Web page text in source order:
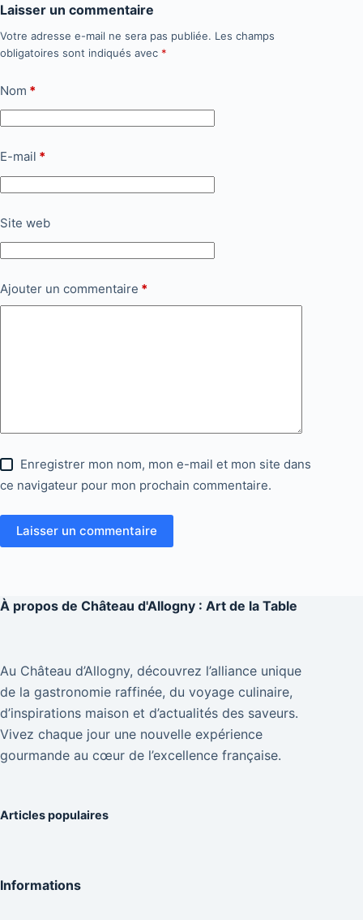
Laisser un commentaire
Votre adresse e-mail ne sera pas publiée. Les champs
obligatoires sont indiqués avec *
Nom *
E-mail *
Site web
Ajouter un commentaire *
Enregistrer mon nom, mon e-mail et mon site dans
ce navigateur pour mon prochain commentaire.
Laisser un commentaire
À propos de Château d'Allogny : Art de la Table
Au Château d’Allogny, découvrez l’alliance unique
de la gastronomie raffinée, du voyage culinaire,
d’inspirations maison et d’actualités des saveurs.
Vivez chaque jour une nouvelle expérience
gourmande au cœur de l’excellence française.
Articles populaires
Informations